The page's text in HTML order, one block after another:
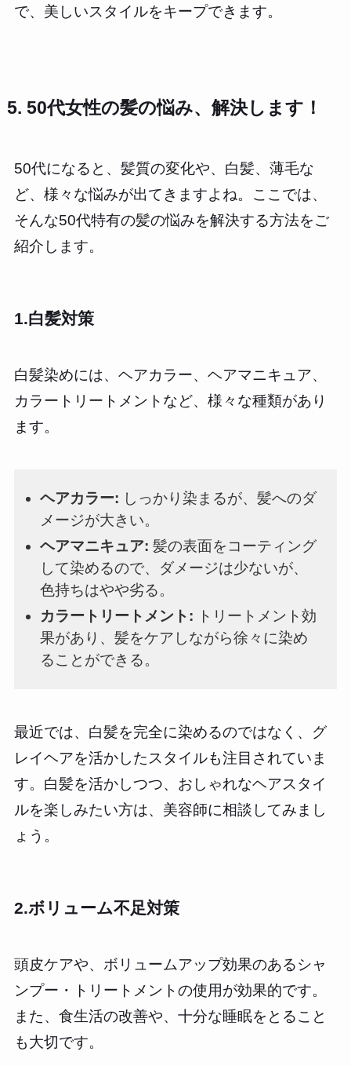
で、美しいスタイルをキープできます。
5. 50代女性の髪の悩み、解決します！
50代になると、髪質の変化や、白髪、薄毛な
ど、様々な悩みが出てきますよね。ここでは、
そんな50代特有の髪の悩みを解決する方法をご
紹介します。
1.白髪対策
白髪染めには、ヘアカラー、ヘアマニキュア、
カラートリートメントなど、様々な種類があり
ます。
ヘアカラー: しっかり染まるが、髪へのダ
メージが大きい。
ヘアマニキュア: 髪の表面をコーティング
して染めるので、ダメージは少ないが、
色持ちはやや劣る。
カラートリートメント:
トリートメント効
果があり、髪をケアしながら徐々に染め
ることができる。
最近では、白髪を完全に染めるのではなく、グ
レイヘアを活かしたスタイルも注目されていま
す。白髪を活かしつつ、おしゃれなヘアスタイ
ルを楽しみたい方は、美容師に相談してみまし
ょう。
2.ボリューム不足対策
頭皮ケアや、ボリュームアップ効果のあるシャ
ンプー・トリートメントの使用が効果的です。
また、食生活の改善や、十分な睡眠をとること
も大切です。